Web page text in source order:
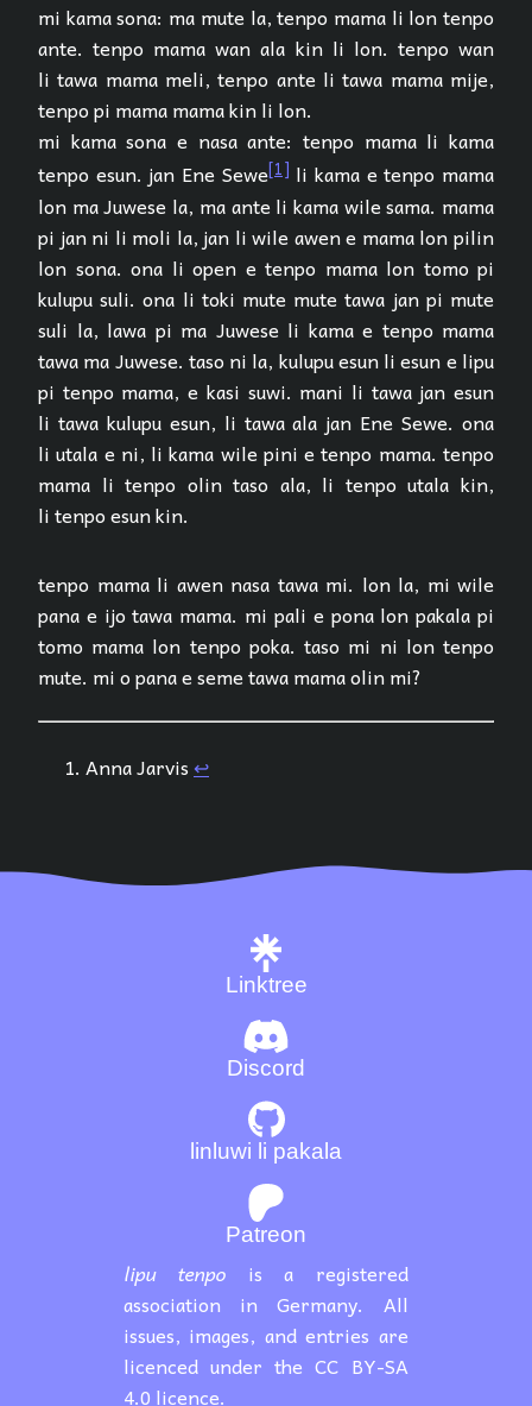
mi kama sona: ma mute la, tenpo mama li lon tenpo
ante. tenpo mama wan ala kin li lon. tenpo wan
li tawa mama meli, tenpo ante li tawa mama mije,
tenpo pi mama mama kin li lon.
mi kama sona e nasa ante: tenpo mama li kama
tenpo esun. jan Ene Sewe[1] li kama e tenpo mama
lon ma Juwese la, ma ante li kama wile sama. mama
pi jan ni li moli la, jan li wile awen e mama lon pilin
lon sona. ona li open e tenpo mama lon tomo pi
kulupu suli. ona li toki mute mute tawa jan pi mute
suli la, lawa pi ma Juwese li kama e tenpo mama
tawa ma Juwese. taso ni la, kulupu esun li esun e lipu
pi tenpo mama, e kasi suwi. mani li tawa jan esun
li tawa kulupu esun, li tawa ala jan Ene Sewe. ona
li utala e ni, li kama wile pini e tenpo mama. tenpo
mama li tenpo olin taso ala, li tenpo utala kin,
li tenpo esun kin.
tenpo mama li awen nasa tawa mi. lon la, mi wile
pana e ijo tawa mama. mi pali e pona lon pakala pi
tomo mama lon tenpo poka. taso mi ni lon tenpo
mute. mi o pana e seme tawa mama olin mi?
Anna Jarvis ↩︎
Discord
Linktree
Patreon
linluwi li pakala
lipu tenpo is a registered
association in Germany. All
issues, images, and entries are
licenced under the CC BY-SA
4.0 licence.